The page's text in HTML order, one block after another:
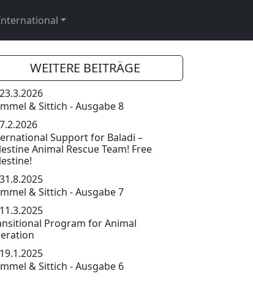
WEITERE BEITRÄGE
23.3.2026
& Sittich - Ausgabe 8
7.2.2026
Support for Baladi –
Animal Rescue Team! Free
31.8.2025
& Sittich - Ausgabe 7
11.3.2025
Program for Animal
19.1.2025
& Sittich - Ausgabe 6